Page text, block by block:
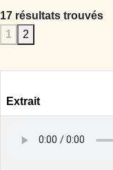
17 résultats trouvés
1
2
Extrait